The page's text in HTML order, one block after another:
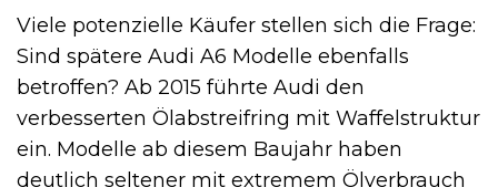
Viele potenzielle Käufer stellen sich die Frage:
Sind spätere Audi A6 Modelle ebenfalls
betroffen? Ab 2015 führte Audi den
verbesserten Ölabstreifring mit Waffelstruktur
ein. Modelle ab diesem Baujahr haben
deutlich seltener mit extremem Ölverbrauch